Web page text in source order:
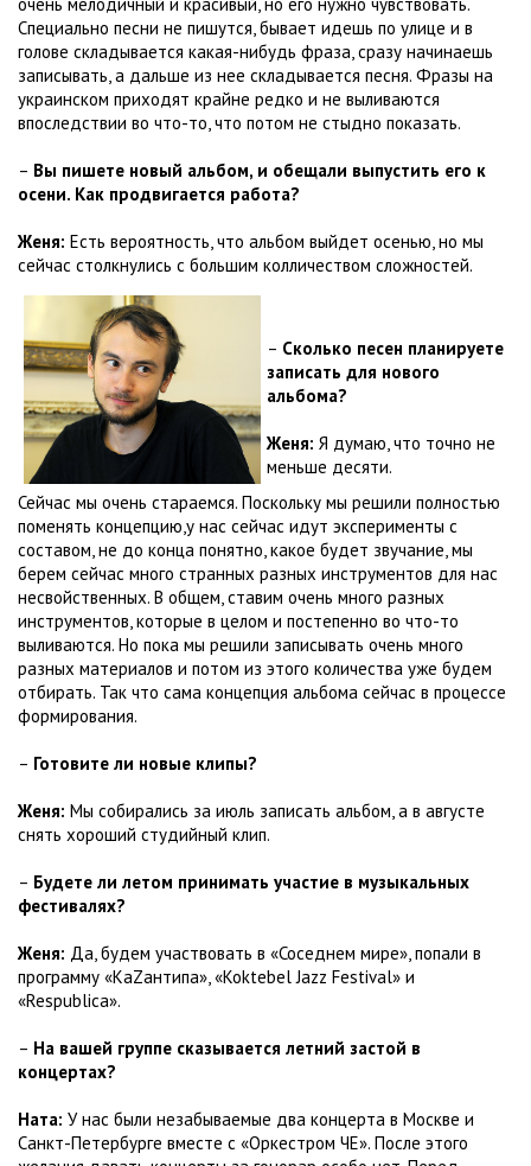
Специально песни не пишутся, бывает идешь по улице и в
голове складывается какая-нибудь фраза, сразу начинаешь
записывать, а дальше из нее складывается песня. Фразы на
украинском приходят крайне редко и не выливаются
впоследствии во что-то, что потом не стыдно показать.
– Вы пишете новый альбом, и обещали выпустить его к
осени. Как продвигается работа?
Женя: Есть вероятность, что альбом выйдет осенью, но мы
сейчас столкнулись с большим колличеством сложностей.
– Сколько песен планируете
записать для нового
альбома?
Женя: Я думаю, что точно не
меньше десяти.
Сейчас мы очень стараемся. Поскольку мы решили полностью
поменять концепцию,у нас сейчас идут эксперименты с
составом, не до конца понятно, какое будет звучание, мы
берем сейчас много странных разных инструментов для нас
несвойственных. В общем, ставим очень много разных
инструментов, которые в целом и постепенно во что-то
выливаются. Но пока мы решили записывать очень много
разных материалов и потом из этого количества уже будем
отбирать. Так что сама концепция альбома сейчас в процессе
формирования.
– Готовите ли новые клипы?
Женя: Мы собирались за июль записать альбом, а в августе
снять хороший студийный клип.
– Будете ли летом принимать участие в музыкальных
фестивалях?
Женя: Да, будем участвовать в «Соседнем мире», попали в
программу «КaZaнтипа», «Koktebel Jazz Festival» и
«Respublica».
– На вашей группе сказывается летний застой в
концертах?
Ната: У нас были незабываемые два концерта в Москве и
Санкт-Петербурге вместе с «Оркестром ЧЕ». После этого